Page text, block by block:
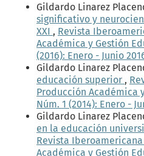
Gildardo Linarez
significativo y
XXI , Revista
Académica y Gestión
(2016): Enero - Junio
Gildardo Linarez
educación superior ,
Producción Académica
Núm. 1 (2014): Enero -
Gildardo Linarez
en la educación
Revista
Académica y Gestión